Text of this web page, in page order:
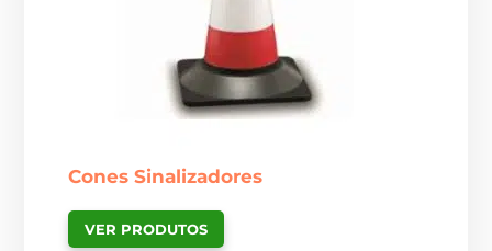
Cones Sinalizadores
VER PRODUTOS